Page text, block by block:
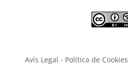
Avís Legal - Política de Cookies